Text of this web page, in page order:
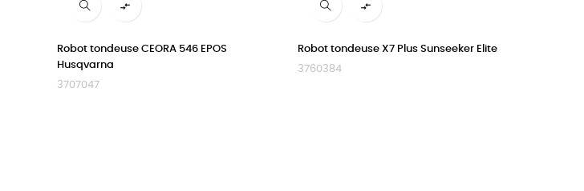

Robot tondeuse CEORA 546 EPOS
Husqvarna
3707047

Robot tondeuse X7 Plus Sunseeker Elite
3760384